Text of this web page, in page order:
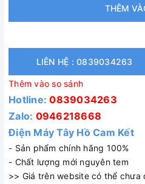
THÊM
LIÊN HỆ : 0839034263
Thêm vào so sánh
Hotline:0839034263
Zalo: 0946218668
Điện Máy Tây Hồ Cam Kết
- Sản phẩm chính hãng 100%
- Chất lượng mới nguyên tem
>> Giá trên website có thể